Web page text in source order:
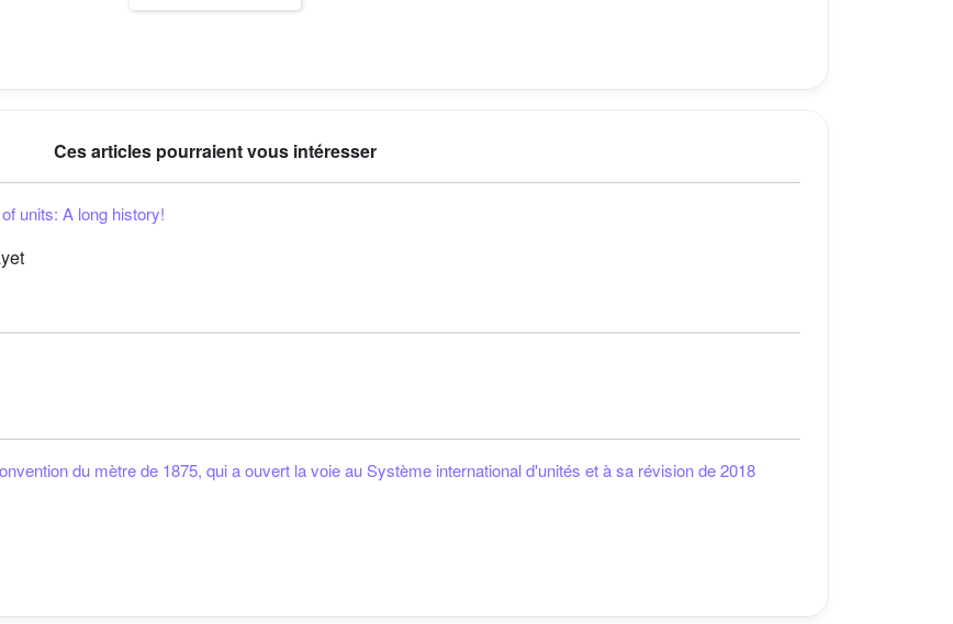
Ces articles pourraient vous intéresser
units: A long history!
du mètre de 1875, qui a ouvert la voie au Système international d'unités et à sa révision de 2018